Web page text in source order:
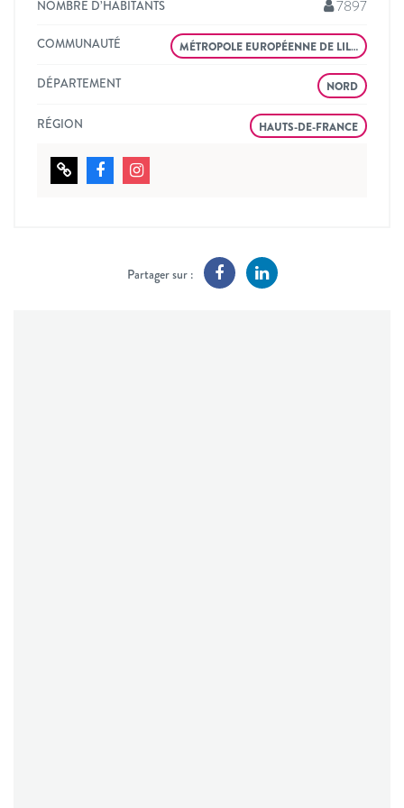
NOMBRE D’HABITANTS 7897
COMMUNAUTÉ MÉTROPOLE EUROPÉENNE DE LIL…
DÉPARTEMENT NORD
RÉGION HAUTS-DE-FRANCE
Partager sur :